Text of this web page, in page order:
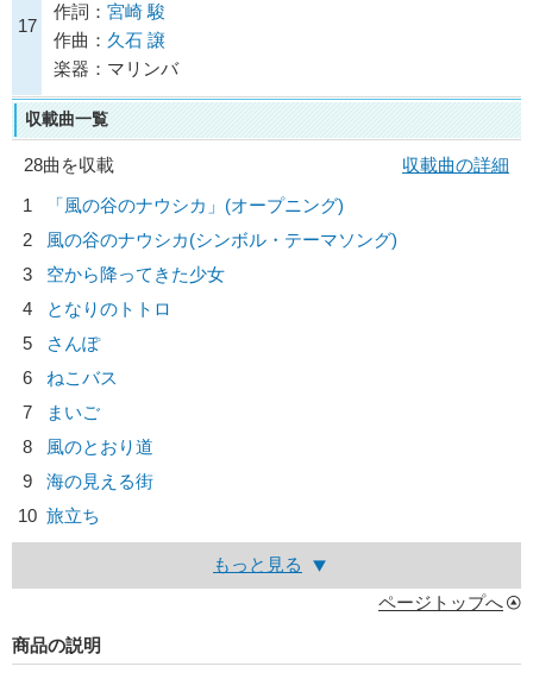
17
作詞： 宮崎 駿
作曲： 久石 譲
楽器：マリンバ
収載曲一覧
28曲を収載
収載曲の詳細
1
「風の谷のナウシカ」(オープニング)
2
風の谷のナウシカ(シンボル・テーマソング)
3
空から降ってきた少女
4
となりのトトロ
5
さんぽ
6
ねこバス
7
まいご
8
風のとおり道
9
海の見える街
10 旅立ち
もっと見る
ページトップへ
商品の説明